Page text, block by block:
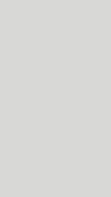
[Mo5] La mini borne
[GK] Le studio de FIFA
[GK] La PlayStation 1 en
[GK] Dawn of War 4 : les
[GK] CloverPit : l'héritier
[GK] Stellar Blade : Blood
[GK] Palworld Online est
[GK] Wuchang 2 : le
[GK] Test : Big Walk est
[GK] Starsand Island : la
[GK] Dan Houser (GTA)